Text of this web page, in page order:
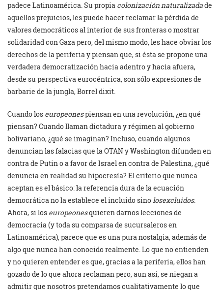
padece Latinoamérica. Su propia colonización naturalizadade
aquellos prejuicios, les puede hacer reclamar la pérdida de
valores democráticos al interior de sus fronteras o mostrar
solidaridad con Gaza pero, del mismo modo, les hace obviar los
derechos de la periferia y piensan que, si ésta se propone una
verdadera democratización hacia adentro y hacia afuera,
desde su perspectiva eurocéntrica, son sólo expresiones de
barbarie de la jungla, Borrel dixit.
Cuando los europeonespiensan en una revolución, ¿en qué
piensan? Cuando llaman dictadura y régimen al gobierno
bolivariano, ¿qué se imaginan? Incluso, cuando algunos
denuncian las falacias que la OTAN y Washington difunden en
contra de Putin o a favor de Israel en contra de Palestina, ¿qué
denuncia en realidad su hipocresía? El criterio que nunca
aceptan es el básico: la referencia dura de la ecuación
democrática no la establece el incluido sinolosexcluidos.
Ahora, si los europeonesquieren darnos lecciones de
democracia (y toda su comparsa de sucursaleros en
Latinoamérica), parece que es una pura nostalgia, además de
algo que nunca han conocido realmente. Lo que no entienden
y no quieren entender es que, gracias a la periferia, ellos han
gozado de lo que ahora reclaman pero, aun así, se niegan a
admitir que nosotros pretendamos cualitativamente lo que